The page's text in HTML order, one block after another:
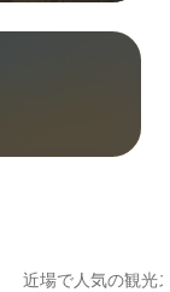
近場で人気の観光